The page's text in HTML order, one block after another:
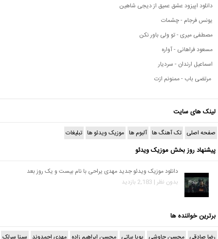
دانلود اپیزود عشق عمیق از دیجی شاهین
یونس فرجام - چشمات
مصطفی میری - تو ولی باور نکن
مسعود فراهانی - آواره
اسماعیل ارندان - سردیار
مرتضی باب - ممنونم ازت
لینک های سایت
صفحه اصلی تک آهنگ ها آلبوم ها موزیک ویدئو ها تبلیغات
پیشنهاد روز بخش موزیک ویدئو
دانلود موزیک ویدئو جدید مهدی یراحی با نام بیست و یک روز بعد
بدون نظر | 2,183 بازدید
برترین خواننده ها